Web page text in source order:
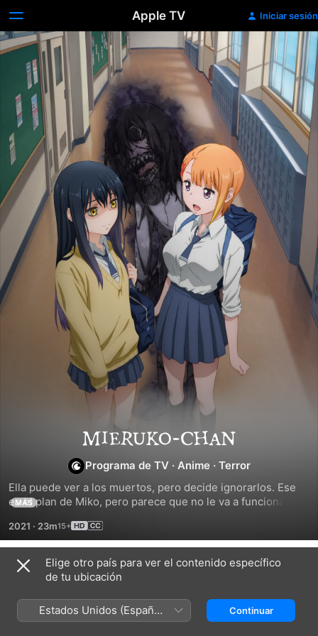
Apple TV Iniciar sesión
Mieruko-
chan
Programa de TV · Anime · Terror
Ella puede ver a los muertos, pero decide ignorarlos. Ese
es el plan de Miko, pero parece que no le va a funcionar en
escalofríos y, de vez en cuando, te sacará una risa.
MÁS
2021 · 23m
Temporada 1
Elige otro país para ver el contenido específico
de tu ubicación
Estados Unidos (Español
México)
Continuar